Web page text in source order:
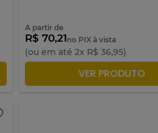
A partir de
R$ 70,21no PIX à vista
(ou em até2x R$ 36,95)
ADICIONAR À SACOLA
VER PRODUTO